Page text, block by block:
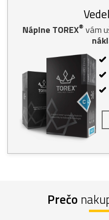
Náplne TOREX® vám
Prečo